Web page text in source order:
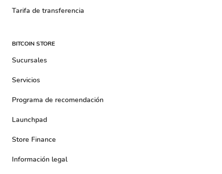
Tarifa de transferencia
BITCOIN STORE
Sucursales
Servicios
Programa de recomendación
Launchpad
Store Finance
Información legal